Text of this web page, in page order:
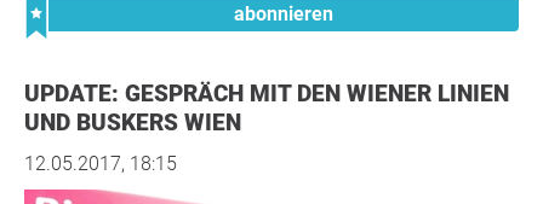
abonnieren
UPDATE: GESPRÄCH MIT DEN WIENER LINIEN
UND BUSKERS WIEN
12.05.2017, 18:15